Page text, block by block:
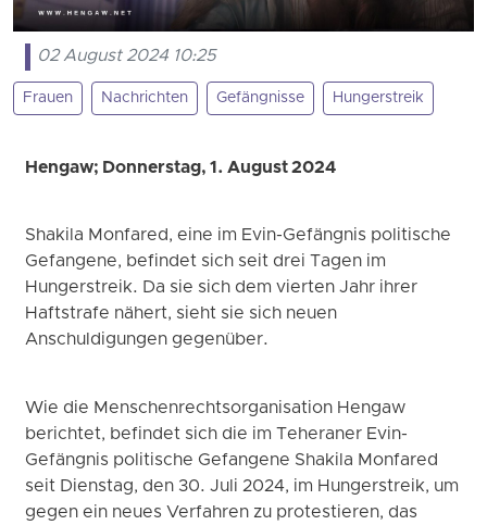
02 August 2024 10:25
Frauen Nachrichten Gefängnisse Hungerstreik
Hengaw; Donnerstag, 1. August 2024
Shakila Monfared, eine im Evin-Gefängnis politische
Gefangene, befindet sich seit drei Tagen im
Hungerstreik. Da sie sich dem vierten Jahr ihrer
Haftstrafe nähert, sieht sie sich neuen
Anschuldigungen gegenüber.
Wie die Menschenrechtsorganisation Hengaw
berichtet, befindet sich die im Teheraner Evin-
Gefängnis politische Gefangene Shakila Monfared
seit Dienstag, den 30. Juli 2024, im Hungerstreik, um
gegen ein neues Verfahren zu protestieren, das